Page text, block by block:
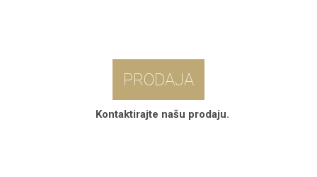
PRODAJA
Kontaktirajte našu prodaju.